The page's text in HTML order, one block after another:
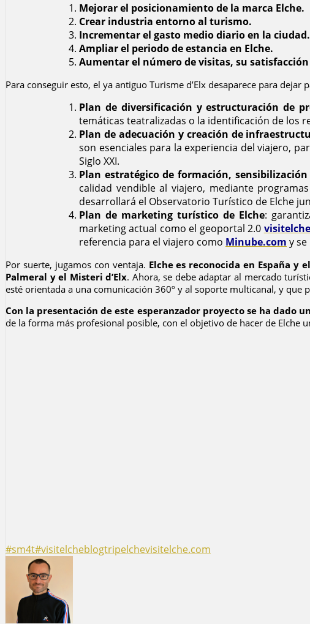
Mejorar el posicionamiento de la marca Elche.
Crear industria entorno al turismo.
Incrementar el gasto medio diario en la ciudad.
Ampliar el periodo de estancia en Elche.
Aumentar el número de visitas, su
Para conseguir esto, el ya antiguo Turisme d’Elx desaparece para
Plan de diversificación y estructuración de
temáticas teatralizadas o la identificación de los
Plan de adecuación y creación de
son esenciales para la experiencia del viajero,
Siglo XXI.
Plan estratégico de formación,
calidad vendible al viajero, mediante
desarrollará el Observatorio Turístico de Elche
Plan de marketing turístico de Elche:
marketing actual como el geoportal 2.0
referencia para el viajero como Minube.com y
Por suerte, jugamos con ventaja. Elche es reconocida en España y
Palmeral y el Misteri d’Elx. Ahora, se debe adaptar al mercado
esté orientada a una comunicación 360º y al soporte multicanal, y que
Con la presentación de este esperanzador proyecto se ha dado
de la forma más profesional posible, con el objetivo de hacer de Elche
#sm4t#visitelcheblogtripelchevisitelche.com